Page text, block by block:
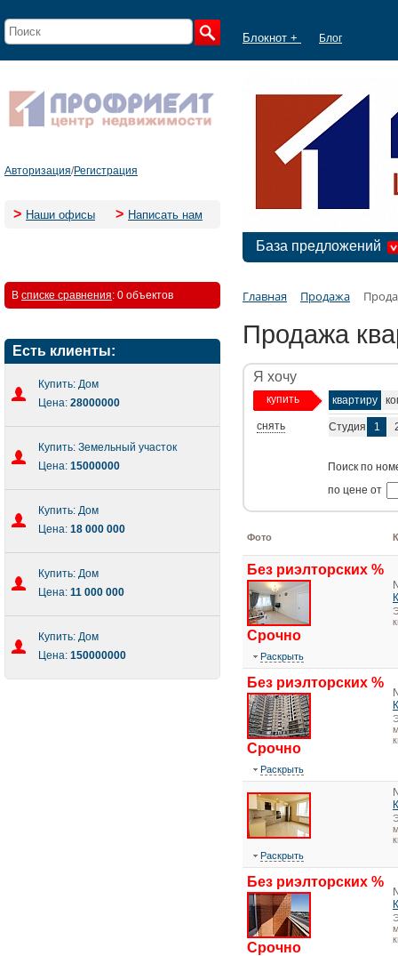
Блокнот + Блог
Авторизация/Регистрация
> Наши офисы > Написать нам
База предложений
В списке сравнения: 0 объектов
Есть клиенты:
Купить: Дом
Цена: 28000000
Купить: Земельный участок
Цена: 15000000
Купить: Дом
Цена: 18 000 000
Купить: Дом
Цена: 11 000 000
Купить: Дом
Цена: 150000000
Главная Продажа
Продажа
Я хочу
купить
снять
квартиру
Студия 1
Поиск по
по цене от
Фото
Без риэлторских %
Срочно
Раскрыть
Без риэлторских %
Срочно
Раскрыть
Раскрыть
Без риэлторских %
Срочно